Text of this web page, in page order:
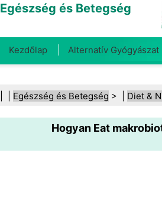
Egészség és Betegség
Kezdőlap Alternatív Gyógyászat
Fogegészség Diéta És Táplálkozás
Egészségügyi Ágazat
Közegészségügy És Biztonság
Egészség és Betegség > | Diet &
Hogyan Eat